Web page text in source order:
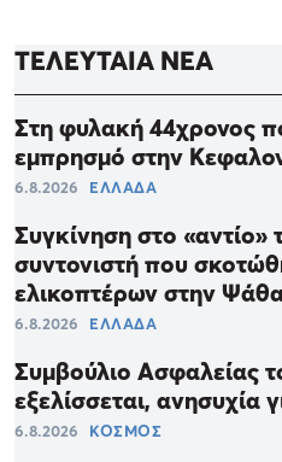
ΤΕΛΕΥΤΑΙΑ ΝΕΑ
Στη φυλακή 44χρονος
εμπρησμό στην
6.8.2026 ΕΛΛΑΔΑ
Συγκίνηση στο «αντίο»
συντονιστή που
ελικοπτέρων στην
6.8.2026 ΕΛΛΑΔΑ
Συμβούλιο Ασφαλείας
εξελίσσεται, ανησυχία
6.8.2026 ΚΟΣΜΟΣ